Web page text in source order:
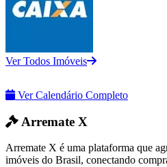
Ver Todos Imóveis
Ver Calendário Completo
Arremate X
Arremate X é uma plataforma que
imóveis do Brasil, conectando